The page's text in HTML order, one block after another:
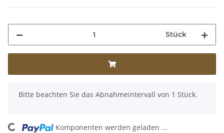
Stück
x
Bitte beachten Sie das Abnahmeintervall von 1 Stück.
Komponenten werden geladen ...